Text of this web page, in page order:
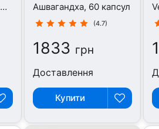
Ашвагандха, 60 капсул
(4.7)
1833 грн
Доставлення
Купити